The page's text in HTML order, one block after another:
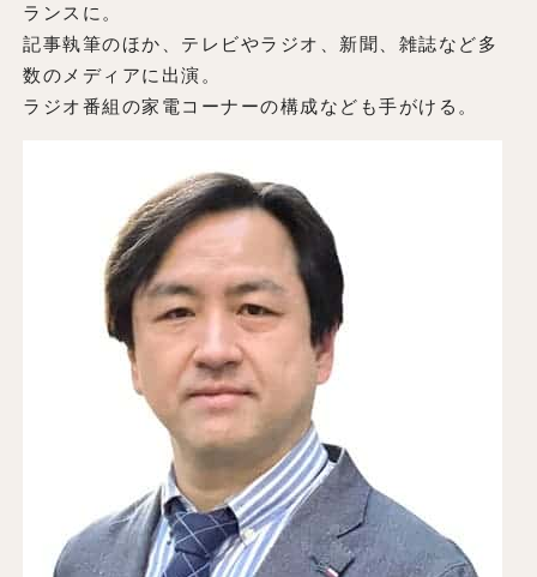
ランスに。
記事執筆のほか、テレビやラジオ、新聞、雑誌など多
数のメディアに出演。
ラジオ番組の家電コーナーの構成なども手がける。